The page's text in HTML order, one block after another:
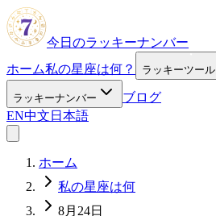
今日のラッキーナンバー
ホーム私の星座は何？ ラッキーツール
ラッキーナンバー
ブログ
EN中文 日本語
ホーム
私の星座は何
8月24日